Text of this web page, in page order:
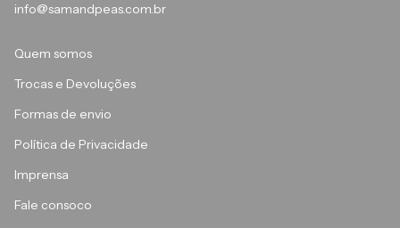
info@samandpeas.com.br
Quem somos
Trocas e Devoluções
Formas de envio
Política de Privacidade
Imprensa
Fale consoco